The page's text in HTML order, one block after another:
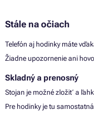
Stále na očiach
Telefón aj hodinky máte
Žiadne upozornenie ani
Skladný a prenosný
Stojan je možné zložiť a
Pre hodinky je tu